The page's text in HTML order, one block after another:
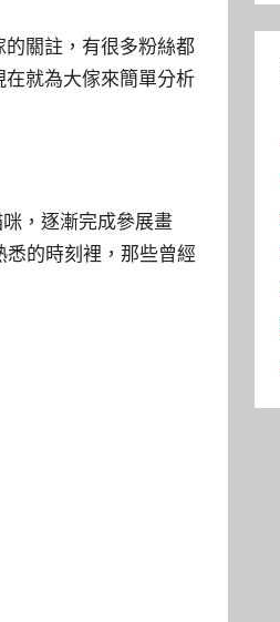
關註，有很多粉絲都
在就為大傢來簡單分析
，逐漸完成參展畫
的時刻裡，那些曾經